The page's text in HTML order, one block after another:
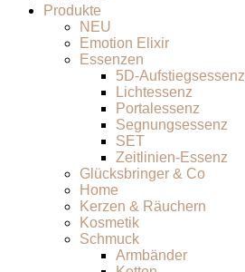
Produkte
NEU
Emotion Elixir
Essenzen
5D-Aufstiegsessenz
Lichtessenz
Portalessenz
Segnungsessenz
SET
Zeitlinien-Essenz
Glücksbringer & Co
Home
Kerzen & Räuchern
Kosmetik
Schmuck
Armbänder